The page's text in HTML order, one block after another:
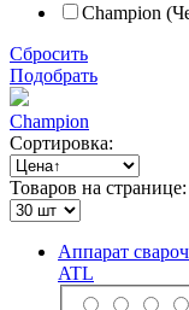
Champion
Сбросить
Подобрать
Champion
Сортировка:
Товаров на странице:
Аппарат
ATL